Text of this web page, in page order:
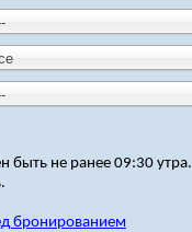
не ранее 09:30 утра.
бронированием